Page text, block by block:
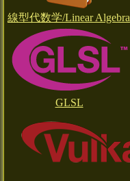
線型代数学/Linear Algebra
GLSL